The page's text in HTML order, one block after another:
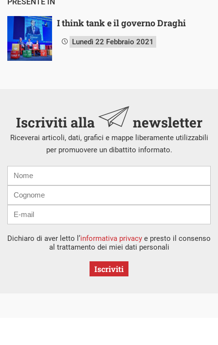
I think tank e il governo Draghi
Lunedì 22 Febbraio 2021
Iscriviti alla newsletter
Riceverai articoli, dati, grafici e mappe liberamente utilizzabili
per promuovere un dibattito informato.
mail
Dichiaro di aver letto l’informativa privacy e presto il consenso
al trattamento dei miei dati personali
Iscriviti